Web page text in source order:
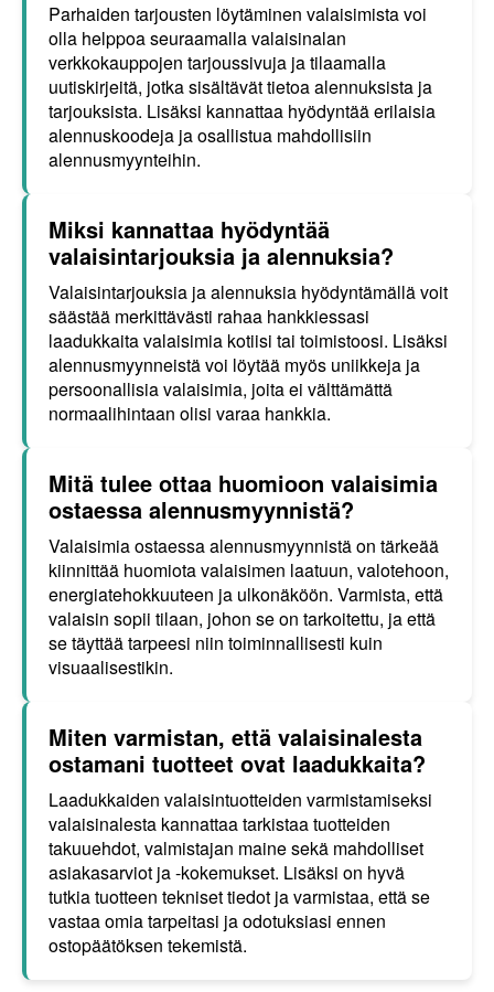
Parhaiden tarjousten löytäminen valaisimista voi
olla helppoa seuraamalla valaisinalan
verkkokauppojen tarjoussivuja ja tilaamalla
uutiskirjeitä, jotka sisältävät tietoa alennuksista ja
tarjouksista. Lisäksi kannattaa hyödyntää erilaisia
alennuskoodeja ja osallistua mahdollisiin
alennusmyynteihin.
Miksi kannattaa hyödyntää
valaisintarjouksia ja alennuksia?
Valaisintarjouksia ja alennuksia hyödyntämällä voit
säästää merkittävästi rahaa hankkiessasi
laadukkaita valaisimia kotiisi tai toimistoosi. Lisäksi
alennusmyynneistä voi löytää myös uniikkeja ja
persoonallisia valaisimia, joita ei välttämättä
normaalihintaan olisi varaa hankkia.
Mitä tulee ottaa huomioon valaisimia
ostaessa alennusmyynnistä?
Valaisimia ostaessa alennusmyynnistä on tärkeää
kiinnittää huomiota valaisimen laatuun, valotehoon,
energiatehokkuuteen ja ulkonäköön. Varmista, että
valaisin sopii tilaan, johon se on tarkoitettu, ja että
se täyttää tarpeesi niin toiminnallisesti kuin
visuaalisestikin.
Miten varmistan, että valaisinalesta
ostamani tuotteet ovat laadukkaita?
Laadukkaiden valaisintuotteiden varmistamiseksi
valaisinalesta kannattaa tarkistaa tuotteiden
takuuehdot, valmistajan maine sekä mahdolliset
asiakasarviot ja -kokemukset. Lisäksi on hyvä
tutkia tuotteen tekniset tiedot ja varmistaa, että se
vastaa omia tarpeitasi ja odotuksiasi ennen
ostopäätöksen tekemistä.